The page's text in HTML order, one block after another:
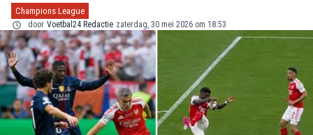
Champions League
door Voetbal24 Redactie zaterdag, 30 mei 2026 om 18:53